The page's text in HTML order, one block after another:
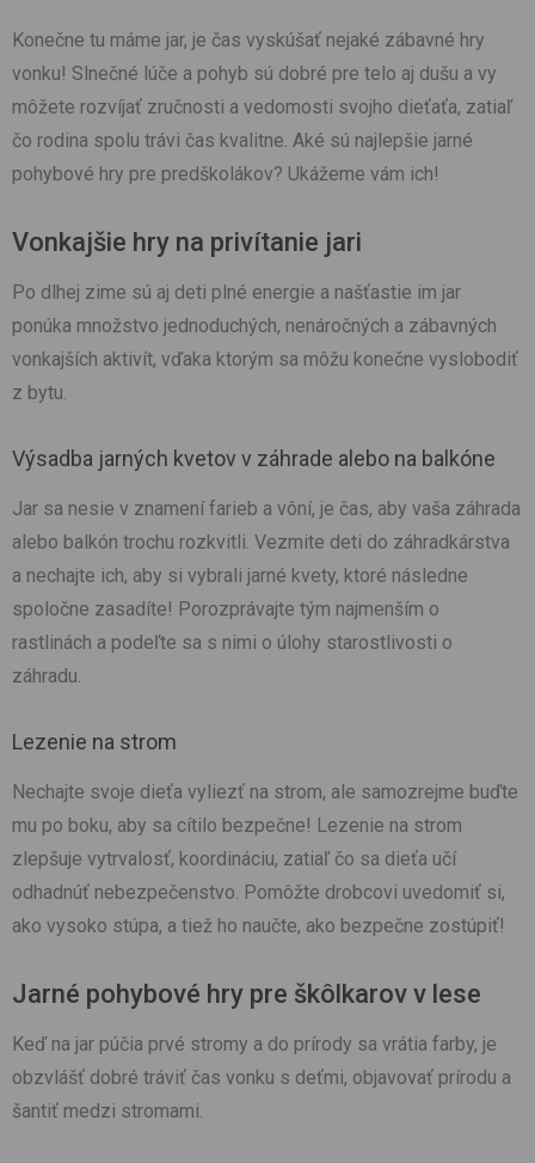
Konečne tu máme jar, je čas vyskúšať nejaké zábavné hry
vonku! Slnečné lúče a pohyb sú dobré pre telo aj dušu a vy
môžete rozvíjať zručnosti a vedomosti svojho dieťaťa, zatiaľ
čo rodina spolu trávi čas kvalitne. Aké sú najlepšie jarné
pohybové hry pre predškolákov? Ukážeme vám ich!
Vonkajšie hry na privítanie jari
Po dlhej zime sú aj deti plné energie a našťastie im jar
ponúka množstvo jednoduchých, nenáročných a zábavných
vonkajších aktivít, vďaka ktorým sa môžu konečne vyslobodiť
z bytu.
Výsadba jarných kvetov v záhrade alebo na balkóne
Jar sa nesie v znamení farieb a vôní, je čas, aby vaša záhrada
alebo balkón trochu rozkvitli. Vezmite deti do záhradkárstva
a nechajte ich, aby si vybrali jarné kvety, ktoré následne
spoločne zasadíte! Porozprávajte tým najmenším o
rastlinách a podeľte sa s nimi o úlohy starostlivosti o
záhradu.
Lezenie na strom
Nechajte svoje dieťa vyliezť na strom, ale samozrejme buďte
mu po boku, aby sa cítilo bezpečne! Lezenie na strom
zlepšuje vytrvalosť, koordináciu, zatiaľ čo sa dieťa učí
odhadnúť nebezpečenstvo. Pomôžte drobcovi uvedomiť si,
ako vysoko stúpa, a tiež ho naučte, ako bezpečne zostúpiť!
Jarné pohybové hry pre škôlkarov v lese
Keď na jar púčia prvé stromy a do prírody sa vrátia farby, je
obzvlášť dobré tráviť čas vonku s deťmi, objavovať prírodu a
šantiť medzi stromami.